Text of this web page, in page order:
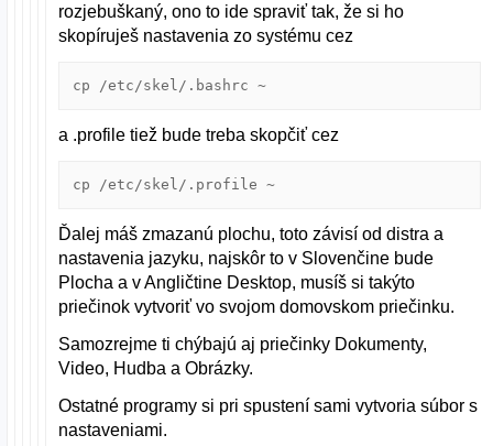
rozjebuškaný, ono to ide spraviť tak, že si ho
skopíruješ nastavenia zo systému cez
cp /etc/skel/.bashrc ~
a .profile tiež bude treba skopčiť cez
cp /etc/skel/.profile ~
Ďalej máš zmazanú plochu, toto závisí od distra a
nastavenia jazyku, najskôr to v Slovenčine bude
Plocha a v Angličtine Desktop, musíš si takýto
priečinok vytvoriť vo svojom domovskom priečinku.
Samozrejme ti chýbajú aj priečinky Dokumenty,
Video, Hudba a Obrázky.
Ostatné programy si pri spustení sami vytvoria súbor s
nastaveniami.